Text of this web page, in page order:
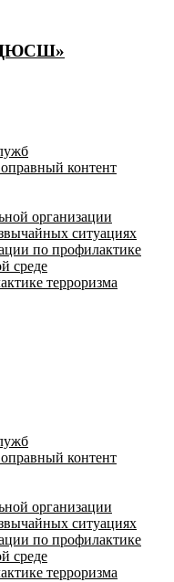
ДЮСШ»
контент
организации
ситуациях
по профилактике
среде
терроризма
контент
организации
ситуациях
по профилактике
среде
терроризма